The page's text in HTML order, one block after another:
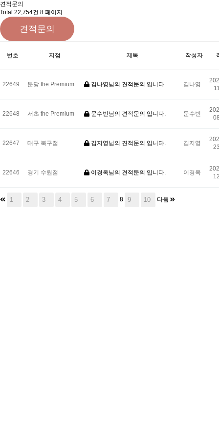
견적문의
Total 22,754건 8 페이지
견적문의
번호 지점 제목 작성자
22649 분당 the Premium 김나영님의 견적문의 입니다. 김나영
22648 서초 the Premium 문수빈님의 견적문의 입니다. 문수빈
22647 대구 북구점 김지영님의 견적문의 입니다. 김지영
22646 경기 수원점 이경옥님의 견적문의 입니다. 이경옥
1 2 3 4 5 6 7 8 9 10 다음